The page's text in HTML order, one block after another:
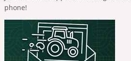
phone!